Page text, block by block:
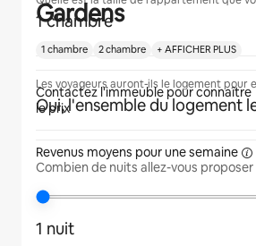
1 chambre
Les voyageurs auront-ils le logement pour
Oui, l'ensemble du logement
Combien de nuits allez-vous
1 nuit
Gardens
1 chambre 2 chambre + AFFICHER PLUS
Contactez l'immeuble pour connaître
le prix
Revenus moyens pour unesemaine